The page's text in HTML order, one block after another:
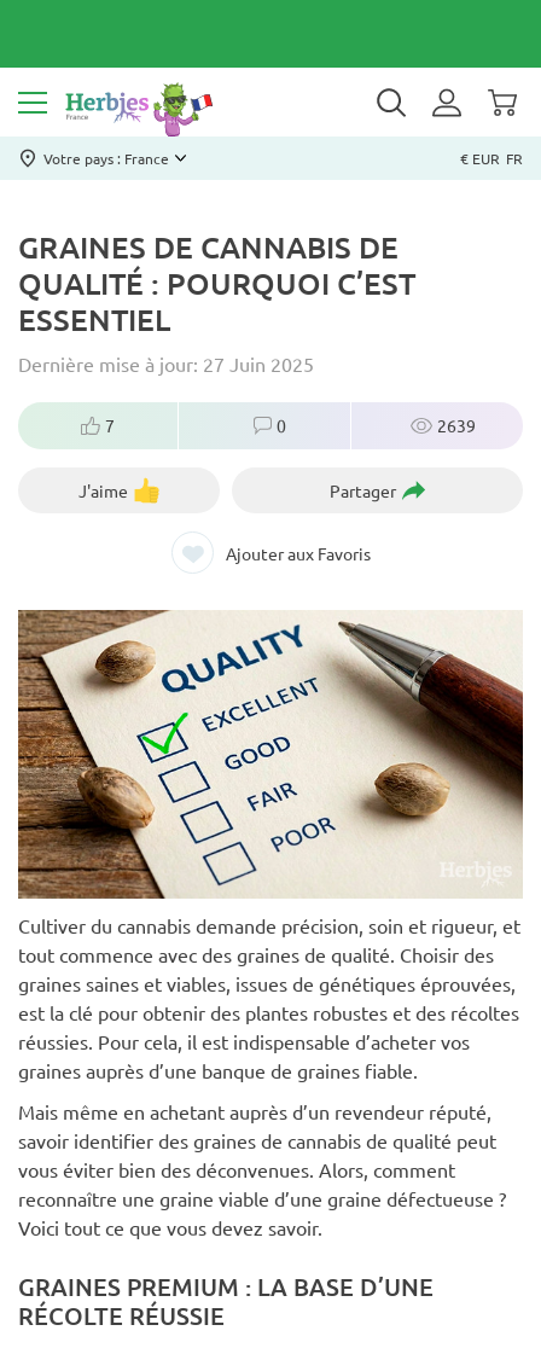
Votre pays : France € EUR FR
GRAINES DE CANNABIS DE
QUALITÉ : POURQUOI C’EST
ESSENTIEL
Dernière mise à jour: 27 Juin 2025
Cultiver du cannabis demande précision, soin et rigueur, et
tout commence avec des graines de qualité. Choisir des
graines saines et viables, issues de génétiques éprouvées,
est la clé pour obtenir des plantes robustes et des récoltes
réussies. Pour cela, il est indispensable d’acheter vos
graines auprès d’une banque de graines fiable.
Mais même en achetant auprès d’un revendeur réputé,
savoir identifier des graines de cannabis de qualité peut
vous éviter bien des déconvenues. Alors, comment
reconnaître une graine viable d’une graine défectueuse ?
Voici tout ce que vous devez savoir.
GRAINES PREMIUM : LA BASE D’UNE
RÉCOLTE RÉUSSIE
7 0 2639
J'aime Partager
Ajouter aux Favoris